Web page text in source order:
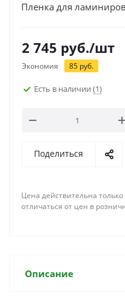
Пленка для
2 745 руб./шт
Экономия 85 руб.
Есть в наличии (1)
Поделиться
Цена действительна
отличаться от цен в
Описание